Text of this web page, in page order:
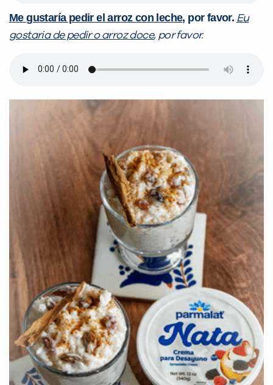
Me gustaría pedir el arroz con leche, por favor. Eu
gostaria de pedir o arroz doce, por favor.